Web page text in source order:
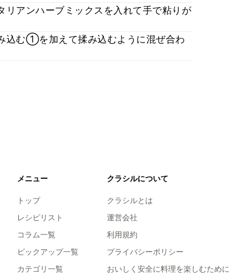
アンハーブミックスを入れて手で粘りが
込む①を加えて揉み込むように混ぜ合わ
メニュー
トップ
レシピリスト
コラム一覧
ピックアップ一覧
カテゴリ一覧
クラシルについて
クラシルとは
運営会社
利用規約
プライバシーポリシー
おいしく安全に料理を楽しむために